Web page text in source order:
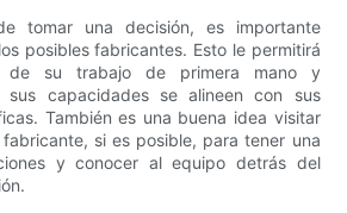
tomar una decisión, es importante
posibles fabricantes. Esto le permitirá
de su trabajo de primera mano y
sus capacidades se alineen con sus
También es una buena idea visitar
si es posible, para tener una
y conocer al equipo detrás del